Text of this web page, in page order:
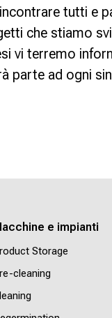
tutti e
che stiamo
vi terremo
parte ad ogni
e impianti
Storage
cleaning